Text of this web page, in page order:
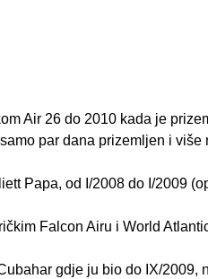
Air 26 do 2010 kada je
par dana prizemljen i više
Papa, od I/2008 do I/2009
Falcon Airu i World
gdje ju bio do IX/2009,